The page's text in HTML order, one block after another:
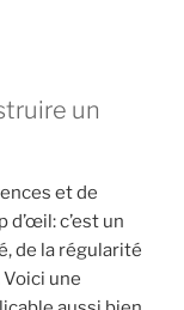
un
et de
c’est un
de la régularité
une